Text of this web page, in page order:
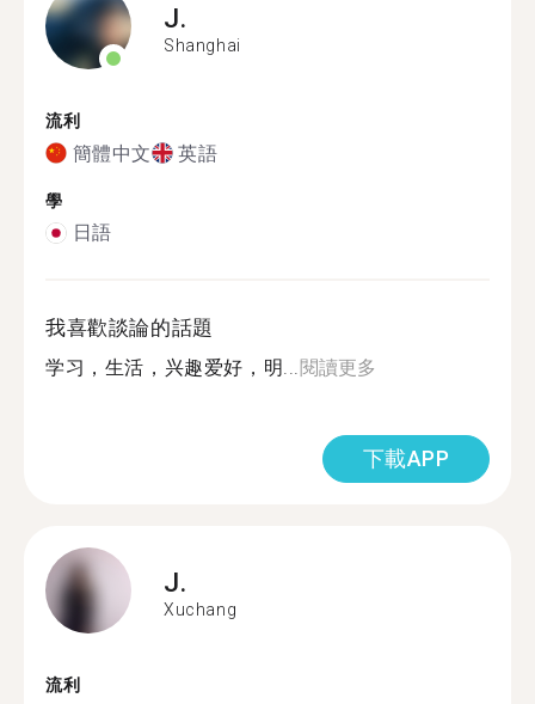
J.
Shanghai
流利
簡體中文 英語
學
日語
我喜歡談論的話題
学习，生活，兴趣爱好，明...閱讀更多
下載APP
J.
Xuchang
流利